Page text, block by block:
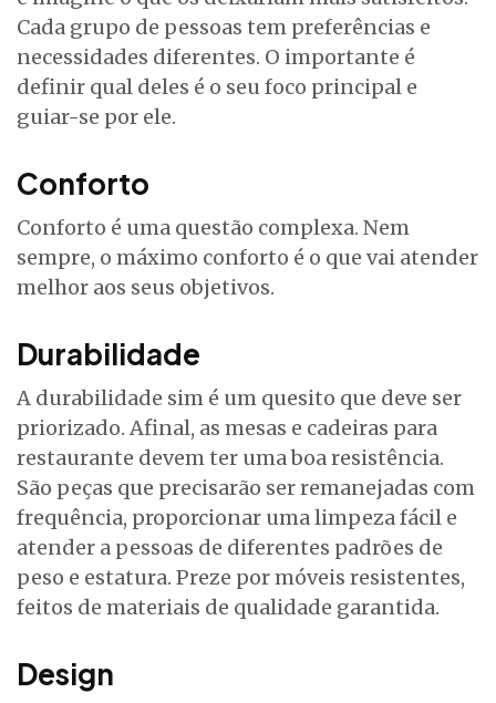
Cada grupo de pessoas tem preferências e
necessidades diferentes. O importante é
definir qual deles é o seu foco principal e
guiar-se por ele.
Conforto
Conforto é uma questão complexa. Nem
sempre, o máximo conforto é o que vai atender
melhor aos seus objetivos.
Durabilidade
A durabilidade sim é um quesito que deve ser
priorizado. Afinal, as mesas e cadeiras para
restaurante devem ter uma boa resistência.
São peças que precisarão ser remanejadas com
frequência, proporcionar uma limpeza fácil e
atender a pessoas de diferentes padrões de
peso e estatura. Preze por móveis resistentes,
feitos de materiais de qualidade garantida.
Design